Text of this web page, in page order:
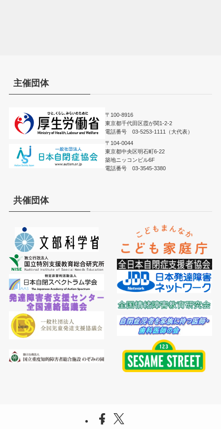
主催団体
〒100-8916
東京都千代田区霞が関1-2-2
電話番号 03-5253-1111（大代表）
〒104-0044
東京都中央区明石町6-22
築地ニッコンビル6F
電話番号 03-3545-3380
共催団体